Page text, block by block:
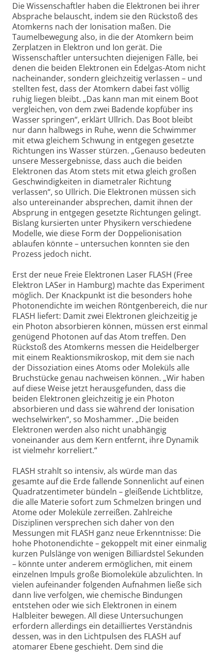
Die Wissenschaftler haben die Elektronen bei ihrer
Absprache belauscht, indem sie den Rückstoß des
Atomkerns nach der Ionisation maßen. Die
Taumelbewegung also, in die der Atomkern beim
Zerplatzen in Elektron und Ion gerät. Die
Wissenschaftler untersuchten diejenigen Fälle, bei
denen die beiden Elektronen ein Edelgas-Atom nicht
nacheinander, sondern gleichzeitig verlassen – und
stellten fest, dass der Atomkern dabei fast völlig
ruhig liegen bleibt. „Das kann man mit einem Boot
vergleichen, von dem zwei Badende kopfüber ins
Wasser springen“, erklärt Ullrich. Das Boot bleibt
nur dann halbwegs in Ruhe, wenn die Schwimmer
mit etwa gleichem Schwung in entgegen gesetzte
Richtungen ins Wasser stürzen. „Genauso bedeuten
unsere Messergebnisse, dass auch die beiden
Elektronen das Atom stets mit etwa gleich großen
Geschwindigkeiten in diametraler Richtung
verlassen“, so Ullrich. Die Elektronen müssen sich
also untereinander absprechen, damit ihnen der
Absprung in entgegen gesetzte Richtungen gelingt.
Bislang kursierten unter Physikern verschiedene
Modelle, wie diese Form der Doppelionisation
ablaufen könnte – untersuchen konnten sie den
Prozess jedoch nicht.
Erst der neue Freie Elektronen Laser FLASH (Free
Elektron LASer in Hamburg) machte das Experiment
möglich. Der Knackpunkt ist die besonders hohe
Photonendichte im weichen Röntgenbereich, die nur
FLASH liefert: Damit zwei Elektronen gleichzeitig je
ein Photon absorbieren können, müssen erst einmal
genügend Photonen auf das Atom treffen. Den
Rückstoß des Atomkerns messen die Heidelberger
mit einem Reaktionsmikroskop, mit dem sie nach
der Dissoziation eines Atoms oder Moleküls alle
Bruchstücke genau nachweisen können. „Wir haben
auf diese Weise jetzt herausgefunden, dass die
beiden Elektronen gleichzeitig je ein Photon
absorbieren und dass sie während der Ionisation
wechselwirken“, so Moshammer. „Die beiden
Elektronen werden also nicht unabhängig
voneinander aus dem Kern entfernt, ihre Dynamik
ist vielmehr korreliert.“
FLASH strahlt so intensiv, als würde man das
gesamte auf die Erde fallende Sonnenlicht auf einen
Quadratzentimeter bündeln – gleißende Lichtblitze,
die alle Materie sofort zum Schmelzen bringen und
Atome oder Moleküle zerreißen. Zahlreiche
Disziplinen versprechen sich daher von den
Messungen mit FLASH ganz neue Erkenntnisse: Die
hohe Photonendichte – gekoppelt mit einer einmalig
kurzen Pulslänge von wenigen Billiardstel Sekunden
– könnte unter anderem ermöglichen, mit einem
einzelnen Impuls große Biomoleküle abzulichten. In
vielen aufeinander folgenden Aufnahmen ließe sich
dann live verfolgen, wie chemische Bindungen
entstehen oder wie sich Elektronen in einem
Halbleiter bewegen. All diese Untersuchungen
erfordern allerdings ein detailliertes Verständnis
dessen, was in den Lichtpulsen des FLASH auf
atomarer Ebene geschieht. Dem sind die